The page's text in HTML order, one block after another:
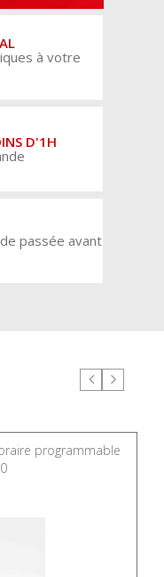
à votre
D'1H
passée avant
programmable